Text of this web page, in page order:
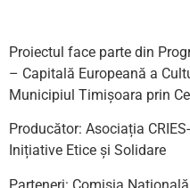
Proiectul face parte din
– Capitală Europeană a
Municipiul Timișoara prin
Producător: Asociația
Inițiative Etice și Solidare
Parteneri: Comisia